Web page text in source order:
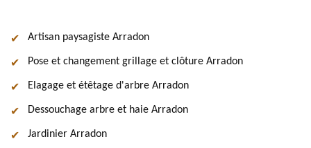
Artisan paysagiste Arradon
Pose et changement grillage et clôture Arradon
Elagage et étêtage d'arbre Arradon
Dessouchage arbre et haie Arradon
Jardinier Arradon